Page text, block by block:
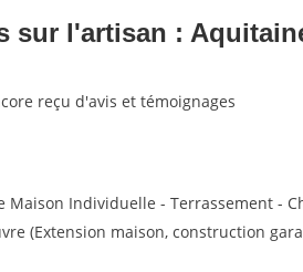
sur l'artisan :
reçu d'avis et témoignages
Maison Individuelle - Terrassement -
(Extension maison, construction